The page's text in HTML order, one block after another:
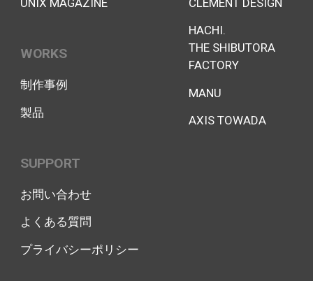
WORKS
制作事例
製品
HACHI.
THE SHIBUTORA
FACTORY
MANU
AXIS TOWADA
SUPPORT
お問い合わせ
よくある質問
プライバシーポリシー